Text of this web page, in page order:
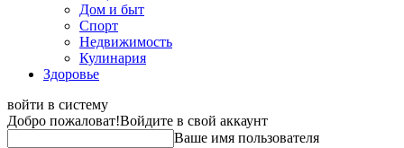
Дом и быт
Спорт
Недвижимость
Кулинария
Здоровье
войти в систему
Добро пожаловат!Войдите в свой аккаунт
Ваше имя пользователя